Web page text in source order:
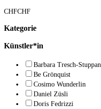
CHFCHF
Kategorie
Künstler*in
Barbara Tresch-Stuppan
Be Grönquist
Cosimo Wunderlin
Daniel Züsli
Doris Fedrizzi